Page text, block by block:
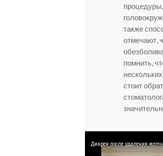
также
отмечают,
помнить,
стоит
Диарея после удаления